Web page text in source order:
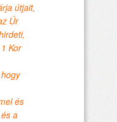
útjait,
Úr
Kor
és
a